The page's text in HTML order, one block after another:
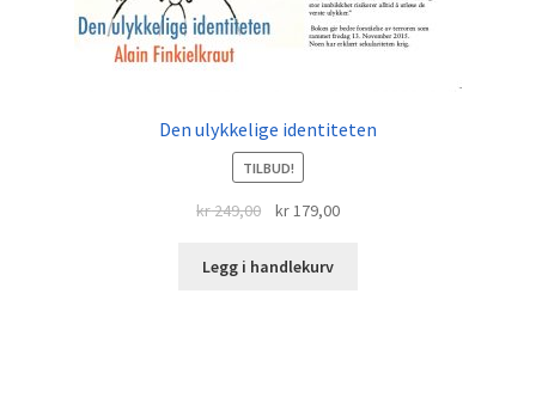
Den ulykkelige identiteten
TILBUD!
kr249,00
Opprinnelig
var:
kr179,00Nåværende
Legg i handlekurv